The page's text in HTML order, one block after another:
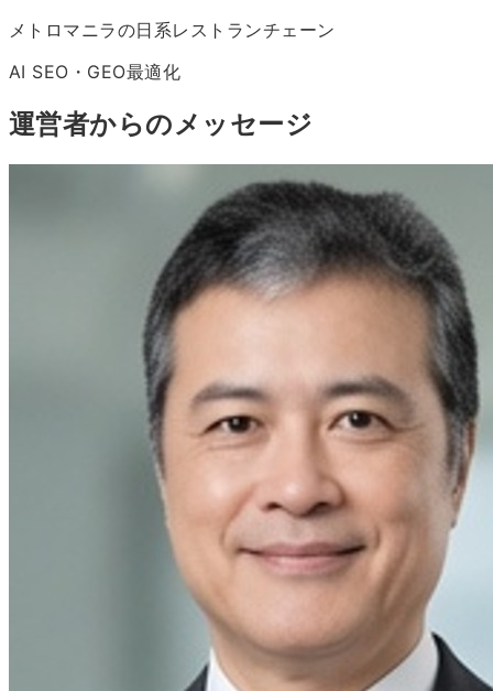
メトロマニラの日系レストランチェーン
AI SEO・GEO最適化
運営者からのメッセージ